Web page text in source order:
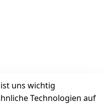
uns wichtig
Technologien auf